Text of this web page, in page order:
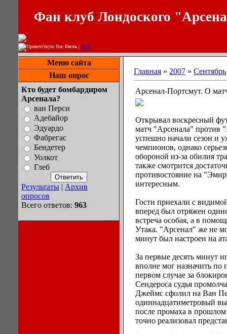
Фан клуб Лондоского
Приветствую Вас Гость | RSS
Меню сайта
Наш опрос
Кто будет бомбардиром
Арсенала?
ван Перси
Адебайор
Эдуардо
Фабрегас
Бендетер
Уолкот
Глеб
Результаты | Архив
опросов
Всего ответов: 963
Главная » 2007 » Сентябрь
Арсенал-Портсмут. О
Открывал воскресный
матч "Арсенала" против
успешно начали сезон и
чемпионов, однако
обороной из-за обилия
также смотрится
противостояние на
интересным.
Гости приехали с
вперед был отряжен
встреча особая, а в
Утака. "Арсенал" же не
минут был настроен на
За первые десять минут
вполне мог назначить по
первом случае за
Сендероса судья
Джеймс сфолил на Ван
одиннадцатиметровый
после промаха в прошлом
точно реализовал